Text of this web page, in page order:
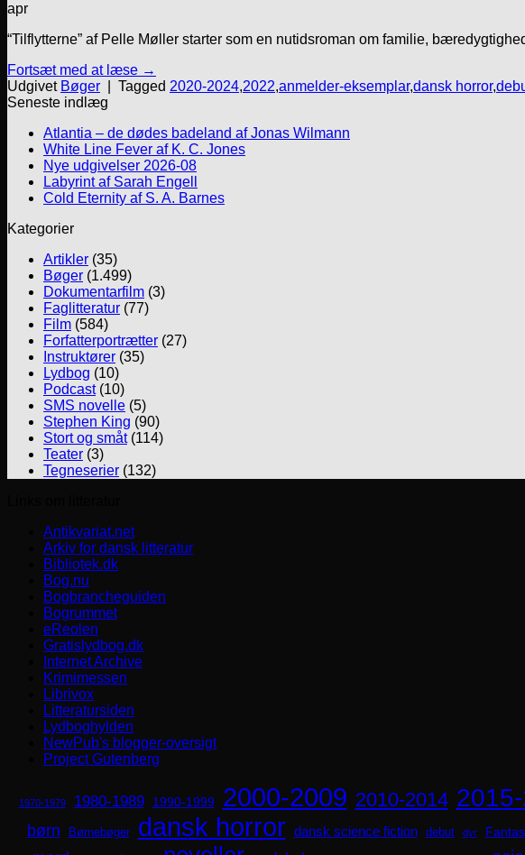
apr
“Tilflytterne” af Pelle Møller starter som en nutidsroman om familie,
Fortsæt med at læse →
Udgivet Bøger Tagged 2020-2024,2022,anmelder-eksemplar,dansk horror,
Seneste indlæg
Atlantia – de dødes badeland af Jonas Wilmann
White Line Fever af K. C. Jones
Nye udgivelser 2026-08
Labyrint af Sarah Engell
Cold Eternity af S. A. Barnes
Kategorier
Artikler (35)
Bøger (1.499)
Dokumentarfilm (3)
Faglitteratur (77)
Film (584)
Forfatterportrætter (27)
Instruktører (35)
Lydbog (10)
Podcast(10)
SMS novelle (5)
Stephen King (90)
Stort og småt(114)
Teater (3)
Tegneserier (132)
Antikvariat.net
Arkiv for dansk litteratur
Bibliotek.dk
Bog.nu
Bogbrancheguiden
Bogrummet
eReolen
Gratislydbog.dk
Internet Archive
Krimimessen
Librivox
Litteratursiden
Lydboghylden
NewPub's blogger-oversigt
Project Gutenberg
1970-1979 1980-1989 1990-1999 2000-2009 2010-2014
børn Børnebøger dansk horror dansk science fiction debut dyr